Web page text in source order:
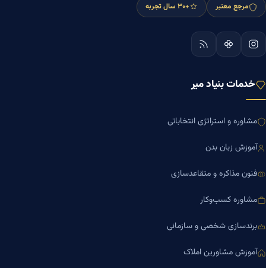
مرجع معتبر +۳۰ سال تجربه
خدمات بنیاد میر
مشاوره و استراتژی انتخاباتی
آموزش زبان بدن
فنون مذاکره و متقاعدسازی
مشاوره کسب‌وکار
برندسازی شخصی و سازمانی
آموزش مشاورین املاک